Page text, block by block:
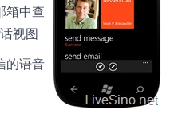
箱中查
视图
的语音